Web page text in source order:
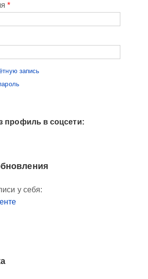
*
запись
профиль в соцсети:
у себя: